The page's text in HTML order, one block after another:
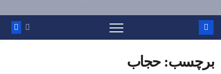
برچسب:حجاب